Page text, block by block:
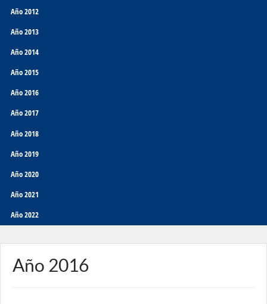
Año 2012
Año 2013
Año 2014
Año 2015
Año 2016
Año 2017
Año 2018
Año 2019
Año 2020
Año 2021
Año 2022
Año 2016